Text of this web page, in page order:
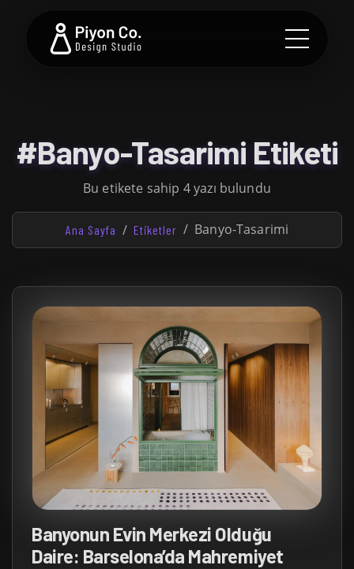
#Banyo-Tasarimi Etiketi
Bu etikete sahip 4 yazı bulundu
Ana Sayfa Etiketler Banyo-Tasarimi
Banyonun Evin Merkezi Olduğu
Daire: Barselona’da Mahremiyet